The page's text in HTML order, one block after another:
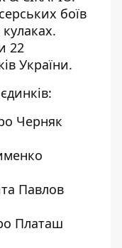
боїв
22
України.
Черняк
Павлов
Платаш